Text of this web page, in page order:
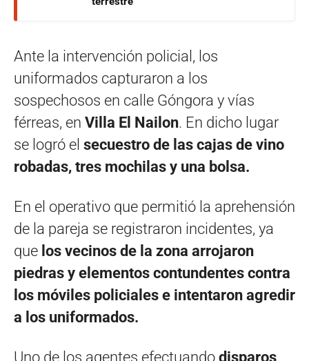
Ante la intervención policial, los
uniformados capturaron a los
sospechosos en calle Góngora y vías
férreas, en Villa El Nailon. En dicho lugar
se logró el secuestro de las cajas de vino
robadas, tres mochilas y una bolsa.
En el operativo que permitió la aprehensión
de la pareja se registraron incidentes, ya
que los vecinos de la zona arrojaron
piedras y elementos contundentes contra
los móviles policiales e intentaron agredir
a los uniformados.
Uno de los agentes efectuando disparos